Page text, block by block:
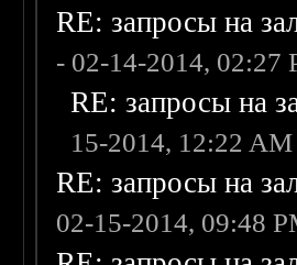
RE: запросы на
- 02-14-2014, 02:27
RE: запросы на
15-2014, 12:22 AM
RE: запросы на
02-15-2014, 09:48